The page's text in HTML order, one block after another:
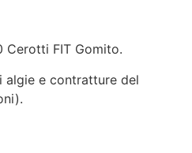
Cerotti FIT Gomito.
algie e contratture del